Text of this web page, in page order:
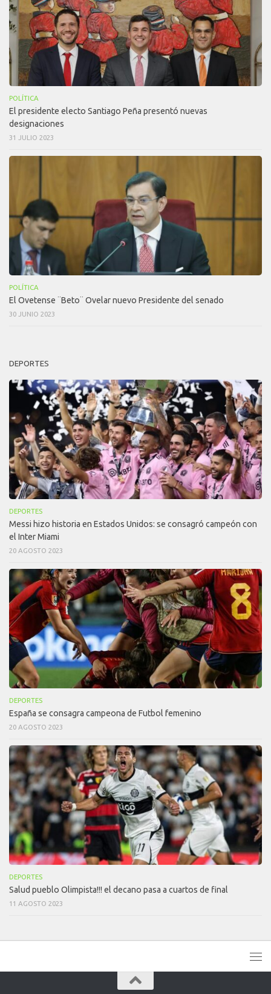
POLÍTICA
El presidente electo Santiago Peña presentó nuevas
designaciones
31 JULIO 2023
POLÍTICA
El Ovetense ¨Beto¨ Ovelar nuevo Presidente del senado
30 JUNIO 2023
DEPORTES
DEPORTES
Messi hizo historia en Estados Unidos: se consagró campeón con
el Inter Miami
20 AGOSTO 2023
DEPORTES
España se consagra campeona de Futbol femenino
20 AGOSTO 2023
DEPORTES
Salud pueblo Olimpista!!! el decano pasa a cuartos de final
11 AGOSTO 2023